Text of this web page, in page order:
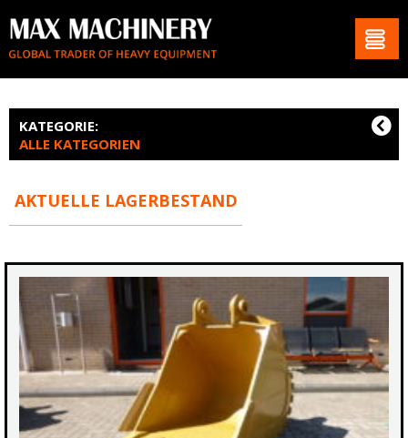
KATEGORIE:
ALLE KATEGORIEN
AKTUELLE LAGERBESTAND